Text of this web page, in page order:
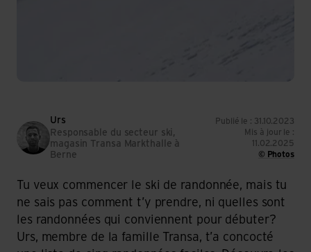
Urs
Responsable du secteur ski,
magasin Transa Markthalle à
Berne
Publié le : 31.10.2023
Mis à jour le :
11.02.2025
© Photos
Tu veux commencer le ski de randonnée, mais tu
ne sais pas comment t’y prendre, ni quelles sont
les randonnées qui conviennent pour débuter?
Urs, membre de la famille Transa, t’a concocté